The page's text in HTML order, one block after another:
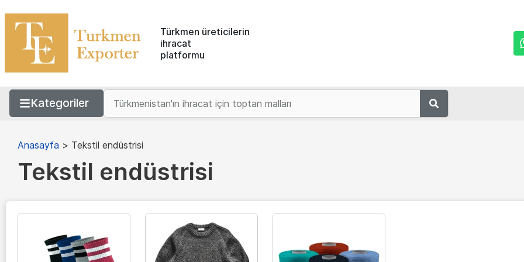
Türkmen üreticilerin
ihracat
platformu
Kategoriler
Anasayfa > Tekstil endüstrisi
Tekstil endüstrisi